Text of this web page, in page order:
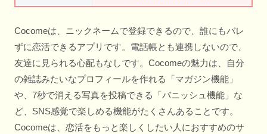
Cocomeは、ニックネームで登録できるので、誰にもバレ
ずに恋活できるアプリです。電話帳とも連携しないので、
友達に見られる心配もなしです。Cocomeの魅力は、自分
の雑誌みたいなプロフィールを作れる「マガジン機能」
や、7秒で消える写真を投稿できる「バニッシュ機能」な
ど、SNS感覚で楽しめる機能がたくさんあることです。
Cocomeは、恋活をもっと楽しくしたい人におすすめのサ